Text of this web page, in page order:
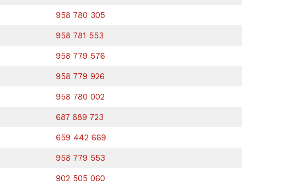
958 780 305
958 781 553
958 779 576
958 779 926
958 780 002
687 889 723
659 442 669
958 779 553
902 505 060